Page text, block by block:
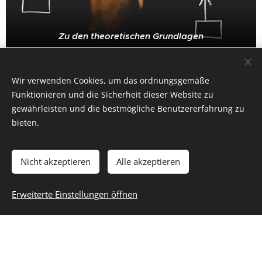
Zu den theoretischen Grundlagen
Anwendung bei Webnode für alle die, die
direkt mit der SEO loslegen wollen
Erstellen Sie Ihre Webseite gratis!
Wir verwenden Cookies, um das ordnungsgemäße
Funktionieren und die Sicherheit dieser Website zu
gewährleisten und die bestmögliche Benutzererfahrung zu
bieten.
Nicht akzeptieren Alle akzeptieren
Erweiterte Einstellungen öffnen